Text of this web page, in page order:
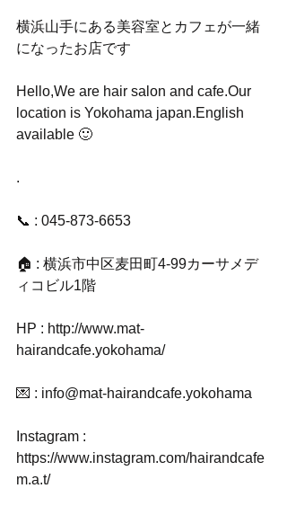
横浜山手にある美容室とカフェが一緒
になったお店です
Hello,We are hair salon and cafe.Our
location is Yokohama japan.English
available 🙂
.
📞 : 045-873-6653
🏠 : 横浜市中区麦田町4-99カーサメデ
ィコビル1階
HP : http://www.mat-
hairandcafe.yokohama/
💌 : info@mat-hairandcafe.yokohama
Instagram :
https://www.instagram.com/hairandcafe
m.a.t/